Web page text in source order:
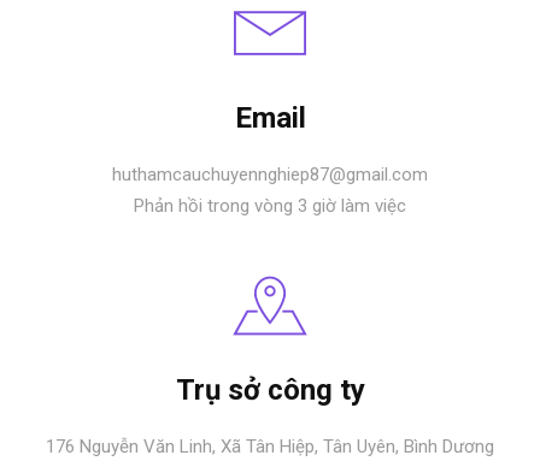
Email
huthamcauchuyennghiep87@gmail.com
Phản hồi trong vòng 3 giờ làm việc
Trụ sở công ty
176 Nguyễn Văn Linh, Xã Tân Hiệp, Tân Uyên, Bình Dương